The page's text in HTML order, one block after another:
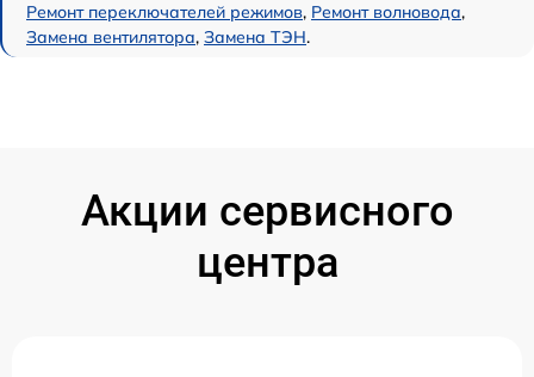
Ремонт переключателей режимов, Ремонт волновода,
Замена вентилятора, Замена ТЭН.
Акции сервисного
центра